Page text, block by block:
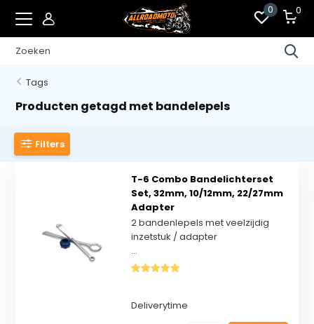
0 0
Tags
Producten getagd met bandelepels
Filters
T-6 Combo Bandelichterset
Set, 32mm, 10/12mm, 22/27mm
Adapter
2 bandenlepels met veelzijdig
inzetstuk / adapter
...
Deliverytime